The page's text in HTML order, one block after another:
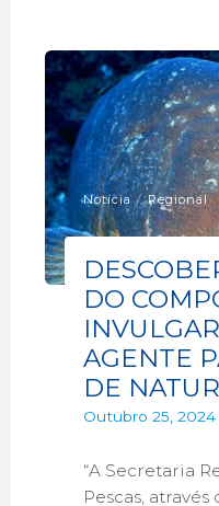
Notícia / Regional
DO
AGENTE
DE
Outubro 25, 2024
“A Secretaria
Pescas, através